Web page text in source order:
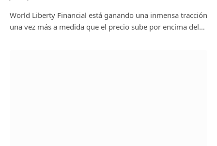
World Liberty Financial está ganando una inmensa tracción
una vez más a medida que el precio sube por encima del…